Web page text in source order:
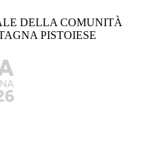
DELLA COMUNITÀ
PISTOIESE